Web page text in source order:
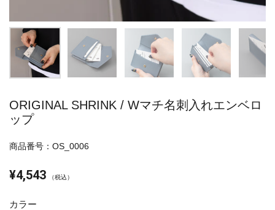
ORIGINAL SHRINK / Wマチ名刺入れエンベロ
ップ
商品番号：OS_0006
¥4,543 （税込）
カラー